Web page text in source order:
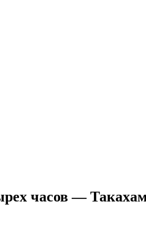
часов —